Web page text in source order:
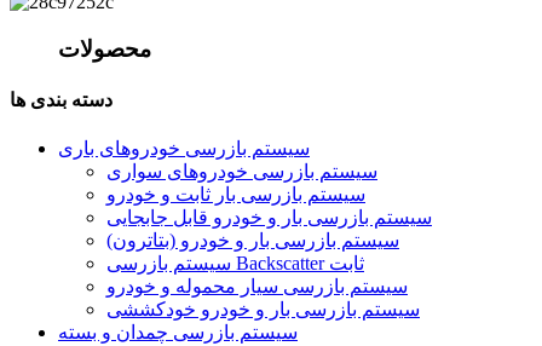
محصولات
دسته بندی ها
سیستم بازرسی خودروهای باری
سیستم بازرسی خودروهای سواری
سیستم بازرسی بار ثابت و خودرو
سیستم بازرسی بار و خودرو قابل جابجایی
سیستم بازرسی بار و خودرو (بتاترون)
سیستم بازرسی Backscatter ثابت
سیستم بازرسی سیار محموله و خودرو
سیستم بازرسی بار و خودرو خودکششی
سیستم بازرسی چمدان و بسته